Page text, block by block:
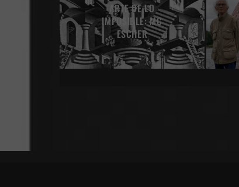
ARTE DE LO
IMPOSIBLE: MC
ESCHER